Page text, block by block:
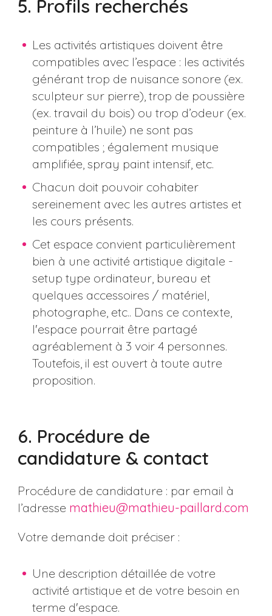
5. Profils recherchés
Les activités artistiques doivent être
compatibles avec l’espace : les activités
générant trop de nuisance sonore (ex.
sculpteur sur pierre), trop de poussière
(ex. travail du bois) ou trop d’odeur (ex.
peinture à l’huile) ne sont pas
compatibles ; également musique
amplifiée, spray paint intensif, etc.
Chacun doit pouvoir cohabiter
sereinement avec les autres artistes et
les cours présents.
Cet espace convient particulièrement
bien à une activité artistique digitale -
setup type ordinateur, bureau et
quelques accessoires / matériel,
photographe, etc.. Dans ce contexte,
l'espace pourrait être partagé
agréablement à 3 voir 4 personnes.
Toutefois, il est ouvert à toute autre
proposition.
6. Procédure de
candidature & contact
Procédure de candidature : par email à
l’adresse mathieu@mathieu-paillard.com
Votre demande doit préciser :
Une description détaillée de votre
activité artistique et de votre besoin en
terme d'espace.